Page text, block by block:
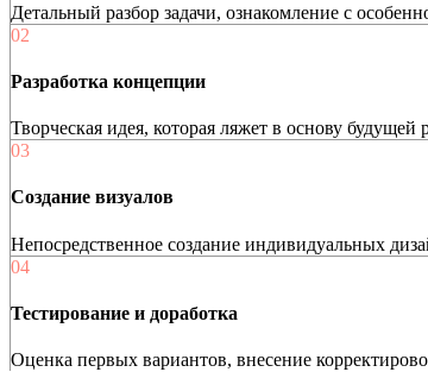
Детальный разбор задачи, ознакомление с
02
Разработка концепции
Творческая идея, которая ляжет в основу
03
Создание визуалов
Непосредственное создание индивидуальных
04
Тестирование и доработка
Оценка первых вариантов, внесение